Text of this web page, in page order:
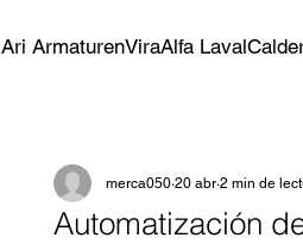
Ari ArmaturenViraAlfa Laval
Automatización
merca050 20 abr 2 min de